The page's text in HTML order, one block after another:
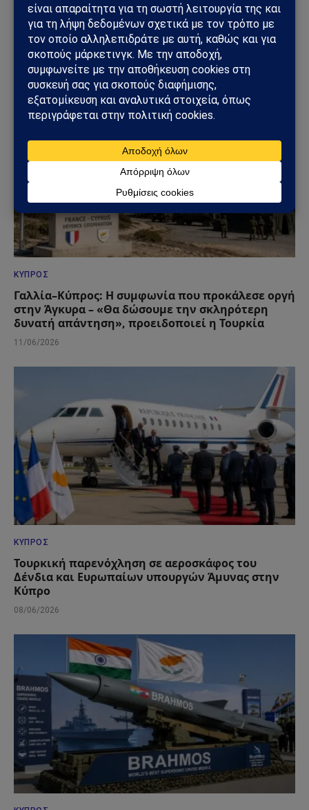
Η Τουρκία κλιμακώνει την πίεση για την Κύπρο:
Μπαχτσελί, Ερντογάν και τουρκική ηγεσία
στέλνουν κοινό μήνυμα για «δύο κράτη» και
μόνιμη στρατιωτική παρουσία
22/07/2026
ΚΎΠΡΟΣ
Γαλλία–Κύπρος: Η συμφωνία που προκάλεσε οργή
στην Άγκυρα – «Θα δώσουμε την σκληρότερη
δυνατή απάντηση», προειδοποιεί η Τουρκία
11/06/2026
ΚΎΠΡΟΣ
Τουρκική παρενόχληση σε αεροσκάφος του
Δένδια και Ευρωπαίων υπουργών Άμυνας στην
Κύπρο
08/06/2026